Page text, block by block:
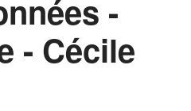
-
- Cécile